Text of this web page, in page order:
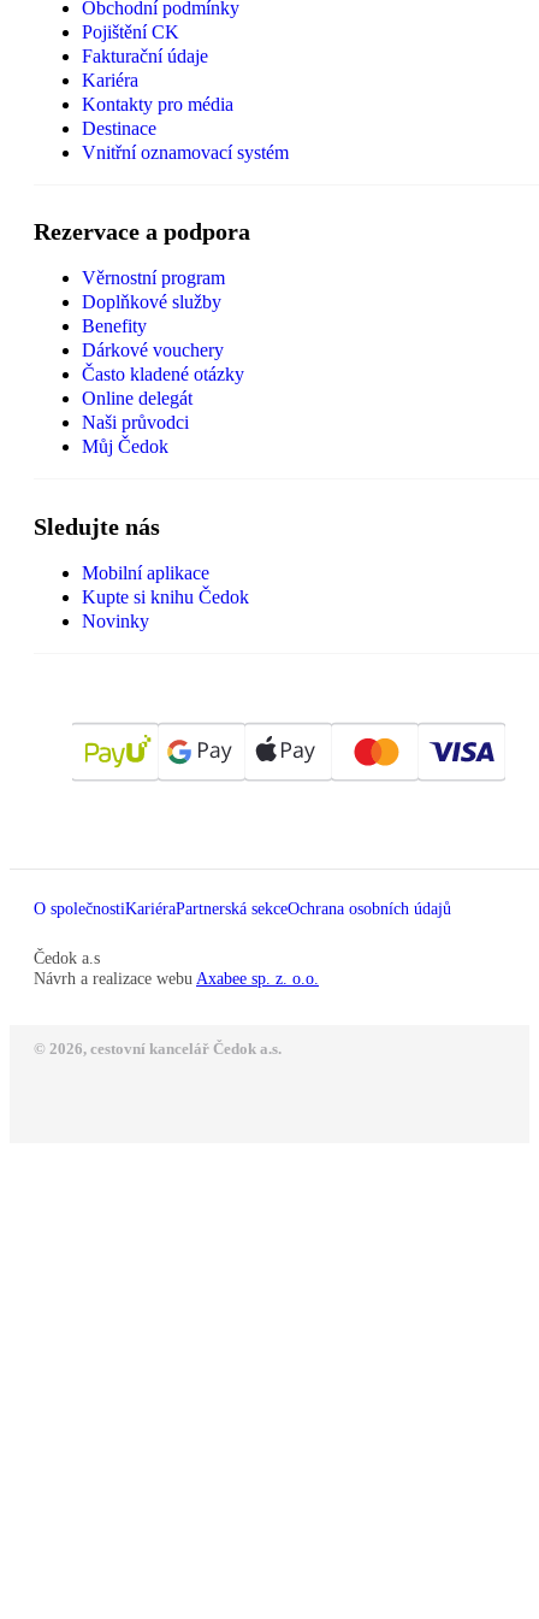
Obchodní podmínky
Pojištění CK
Fakturační údaje
Kariéra
Kontakty pro média
Destinace
Vnitřní oznamovací systém
Rezervace a podpora
Věrnostní program
Doplňkové služby
Benefity
Dárkové vouchery
Často kladené otázky
Online delegát
Naši průvodci
Můj Čedok
Sledujte nás
Mobilní aplikace
Kupte si knihu Čedok
Novinky
O společnostiKariéraPartnerská sekceOchrana osobních údajů
Čedok a.s
Návrh a realizace webu Axabee sp. z. o.o.
© 2026, cestovní kancelář Čedok a.s.